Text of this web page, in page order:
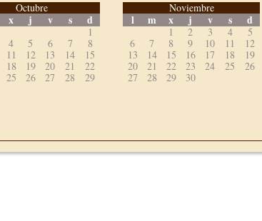
Octubre
x j v s d
1
4 5 6 7
8
11 12 13 14
15
18 19 20 21
22
25 26 27 28
29
Noviembre
l m x j v s d
1 2 3 4
5
6
7 8 9 10 11
12
13
14 15 16 17 18
19
20
21 22 23 24 25
26
27
28 29 30